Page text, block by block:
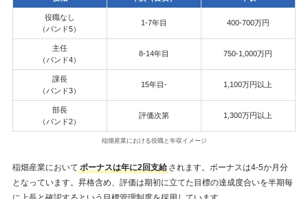
役職なし
（バンド5）
1-7年目 400-700万円
主任
（バンド4）
8-14年目 750-1,000万円
課長
（バンド3）
15年目- 1,100万円以上
部長
（バンド2）
評価次第 1,300万円以上
稲畑産業における役職と年収イメージ
稲畑産業において ボーナスは年に2回支給されます。ボーナスは4-5か月分
となっています。昇格含め、評価は期初に立てた目標の達成度合いを半期毎